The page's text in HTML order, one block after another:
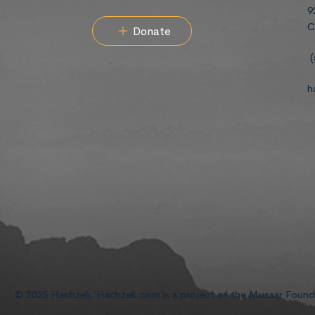
Donate
© 2025 Hachzek. Hachzek.com is a project of the Mussar